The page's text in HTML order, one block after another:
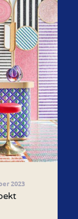
2023